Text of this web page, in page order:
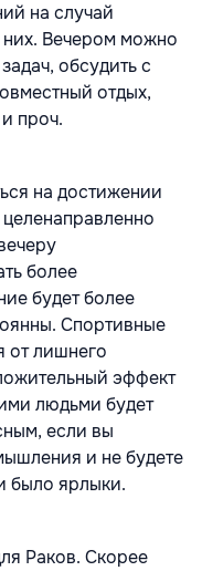
на случай
Вечером можно
обсудить с
отдых,
проч.
на достижении
более
будет более
Спортивные
от лишнего
эффект
людьми будет
если вы
и не будете
было ярлыки.
Раков. Скорее